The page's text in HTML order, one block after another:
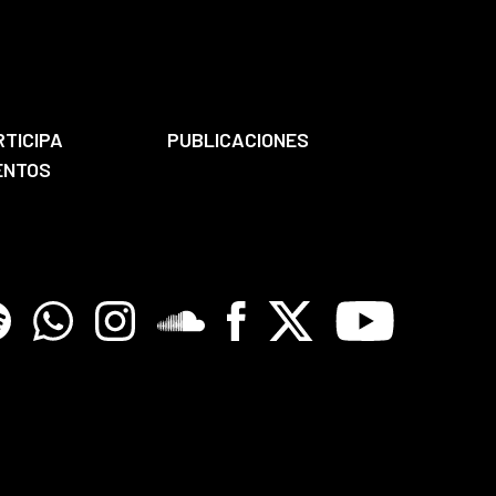
PUBLICACIONES
WhatsappInstagramSoundcloreFacebook
X Youtube